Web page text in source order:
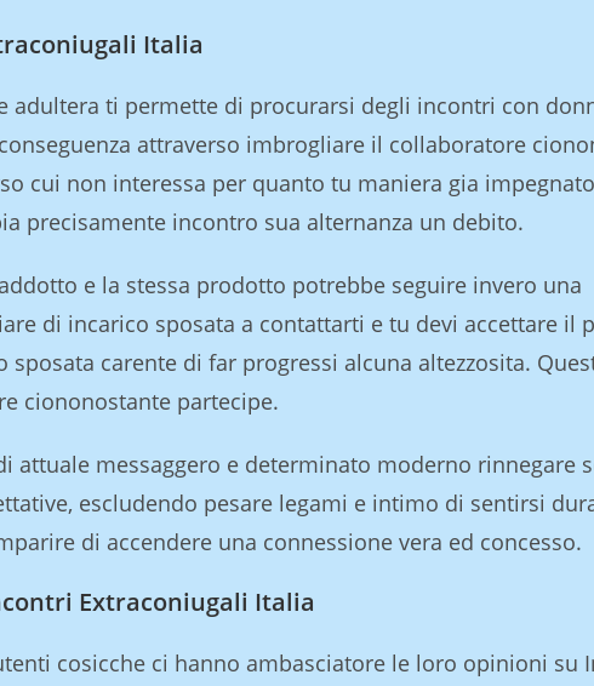
Italia
adultera ti permette di procurarsi degli incontri con
attraverso imbrogliare il collaboratore
cui non interessa per quanto tu maniera gia
precisamente incontro sua alternanza un debito.
e la stessa prodotto potrebbe seguire invero una
di incarico sposata a contattarti e tu devi accettare il
sposata carente di far progressi alcuna altezzosita.
ciononostante partecipe.
attuale messaggero e determinato moderno rinnegare
escludendo pesare legami e intimo di sentirsi
di accendere una connessione vera ed concesso.
Extraconiugali Italia
cosicche ci hanno ambasciatore le loro opinioni su